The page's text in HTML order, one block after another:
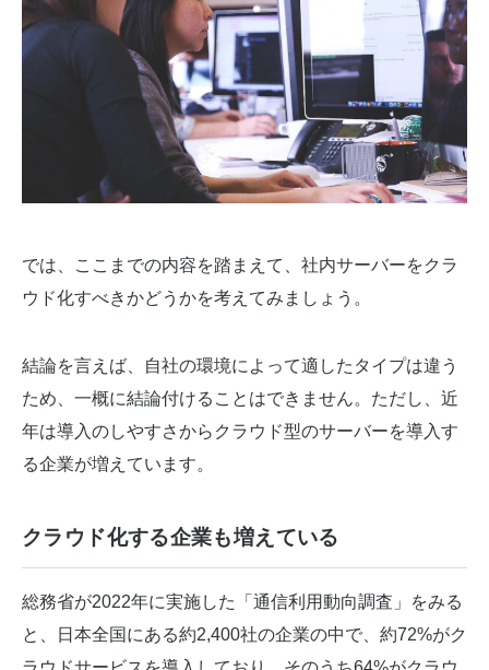
では、ここまでの内容を踏まえて、社内サーバーをクラ
ウド化すべきかどうかを考えてみましょう。
結論を言えば、自社の環境によって適したタイプは違う
ため、一概に結論付けることはできません。ただし、近
年は導入のしやすさからクラウド型のサーバーを導入す
る企業が増えています。
クラウド化する企業も増えている
総務省が2022年に実施した「通信利用動向調査」をみる
と、日本全国にある約2,400社の企業の中で、約72%がク